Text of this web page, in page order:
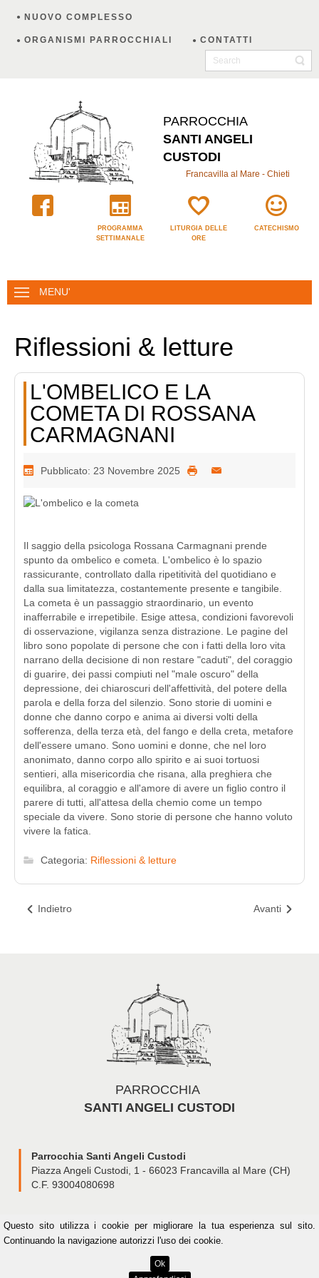
NUOVO COMPLESSO
ORGANISMI PARROCCHIALI CONTATTI
PARROCCHIA
SANTI ANGELI
CUSTODI
Francavilla al Mare - Chieti
PROGRAMMA
SETTIMANALE
LITURGIA DELLE
ORE
CATECHISMO
MENU'
Riflessioni & letture
L'OMBELICO E LA
COMETA DI ROSSANA
CARMAGNANI
Pubblicato: 23 Novembre 2025
Il saggio della psicologa Rossana Carmagnani prende
spunto da ombelico e cometa. L'ombelico è lo spazio
rassicurante, controllato dalla ripetitività del quotidiano e
dalla sua limitatezza, costantemente presente e tangibile.
La cometa è un passaggio straordinario, un evento
inafferrabile e irrepetibile. Esige attesa, condizioni favorevoli
di osservazione, vigilanza senza distrazione. Le pagine del
libro sono popolate di persone che con i fatti della loro vita
narrano della decisione di non restare "caduti", del coraggio
di guarire, dei passi compiuti nel "male oscuro" della
depressione, dei chiaroscuri dell'affettività, del potere della
parola e della forza del silenzio. Sono storie di uomini e
donne che danno corpo e anima ai diversi volti della
sofferenza, della terza età, del fango e della creta, metafore
dell'essere umano. Sono uomini e donne, che nel loro
anonimato, danno corpo allo spirito e ai suoi tortuosi
sentieri, alla misericordia che risana, alla preghiera che
equilibra, al coraggio e all'amore di avere un figlio contro il
parere di tutti, all'attesa della chemio come un tempo
speciale da vivere. Sono storie di persone che hanno voluto
vivere la fatica.
Categoria: Riflessioni & letture
Indietro Avanti
PARROCCHIA
SANTI ANGELI CUSTODI
Parrocchia Santi Angeli Custodi
Piazza Angeli Custodi, 1 - 66023 Francavilla al Mare (CH)
C.F. 93004080698
Questo sitoutilizza i cookie per migliorare la tua esperienza sul sito.
Continuando la navigazione autorizzi l'uso dei cookie.
Ok